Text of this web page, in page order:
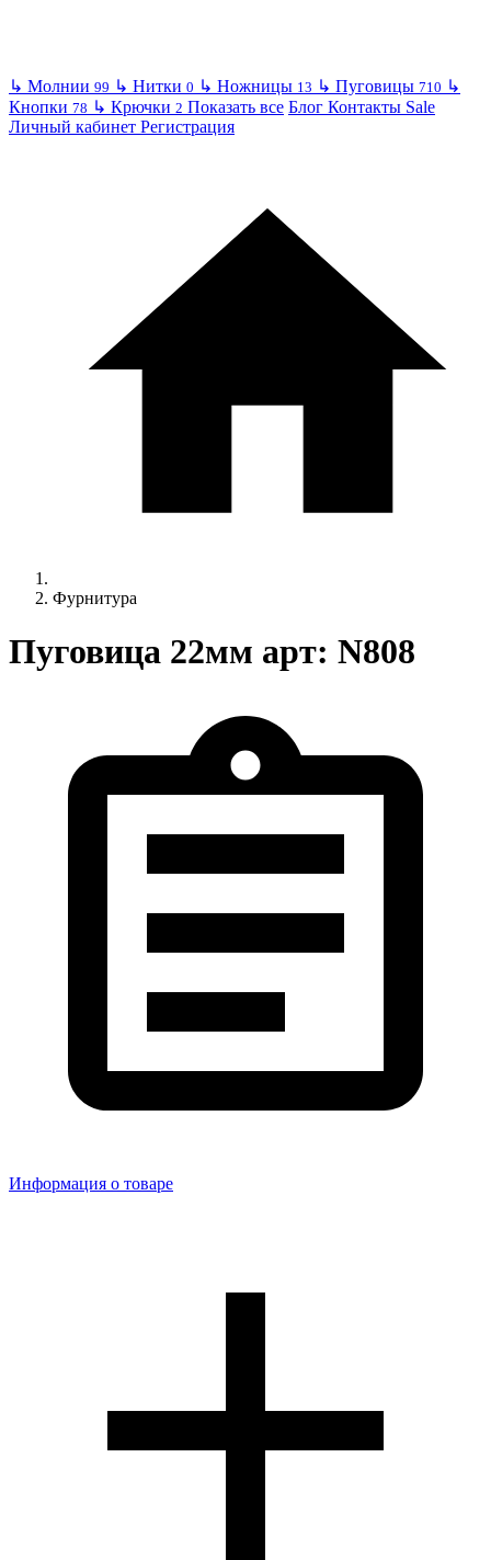
↳ Молнии 99 ↳ Нитки 0 ↳ Ножницы 13 ↳ Пуговицы 710 ↳
Кнопки 78 ↳ Крючки 2 Показать все Блог Контакты Sale
Личный кабинет Регистрация
Фурнитура
Пуговица 22мм арт: N808
Информация о товаре